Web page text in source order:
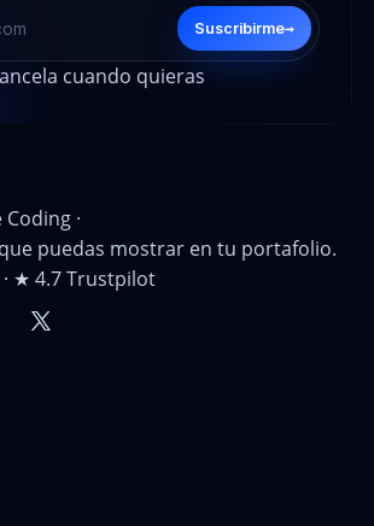
Suscribirme→
cuando quieras
·
puedas mostrar en tu portafolio.
★ 4.7 Trustpilot